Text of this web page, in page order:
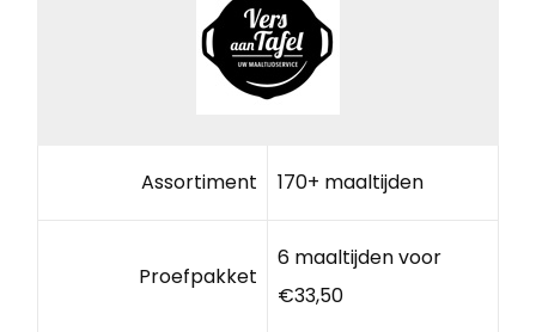
Assortiment 170+ maaltijden
Proefpakket
6 maaltijden voor
€33,50